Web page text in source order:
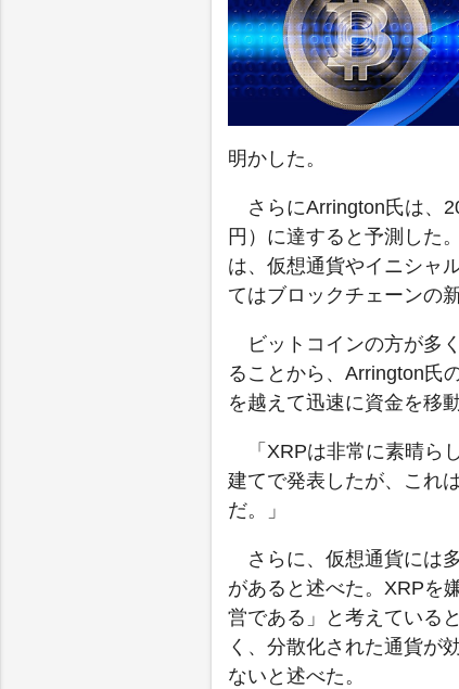
明かした。
さらにArrington氏は、
円）に達すると予測した
は、仮想通貨やイニシャ
てはブロックチェーンの
ビットコインの方が多
ることから、Arrington氏
を越えて迅速に資金を移
「XRPは非常に素晴
建てで発表したが、これ
だ。」
さらに、仮想通貨には
があると述べた。XRPを
営である」と考えている
く、分散化された通貨が
ないと述べた。